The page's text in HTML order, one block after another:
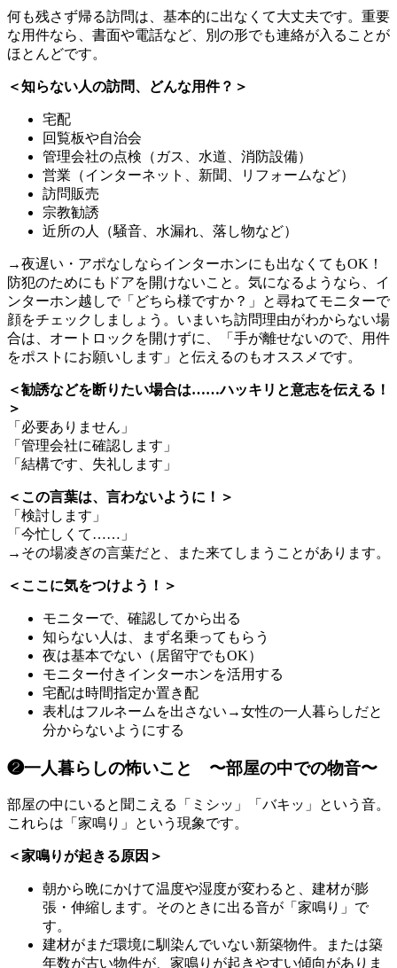
何も残さず帰る訪問は、基本的に出なくて大丈夫です。重要
な用件なら、書面や電話など、別の形でも連絡が入ることが
ほとんどです。
＜知らない人の訪問、どんな用件？＞
宅配
回覧板や自治会
管理会社の点検（ガス、水道、消防設備）
営業（インターネット、新聞、リフォームなど）
訪問販売
宗教勧誘
近所の人（騒音、水漏れ、落し物など）
→夜遅い・アポなしならインターホンにも出なくてもOK！
防犯のためにもドアを開けないこと。気になるようなら、イ
ンターホン越しで「どちら様ですか？」と尋ねてモニターで
顔をチェックしましょう。いまいち訪問理由がわからない場
合は、オートロックを開けずに、「手が離せないので、用件
をポストにお願いします」と伝えるのもオススメです。
＜勧誘などを断りたい場合は……ハッキリと意志を伝える！
＞
「必要ありません」
「管理会社に確認します」
「結構です、失礼します」
＜この言葉は、言わないように！＞
「検討します」
「今忙しくて……」
→その場凌ぎの言葉だと、また来てしまうことがあります。
＜ここに気をつけよう！＞
モニターで、確認してから出る
知らない人は、まず名乗ってもらう
夜は基本でない（居留守でもOK）
モニター付きインターホンを活用する
宅配は時間指定か置き配
表札はフルネームを出さない→女性の一人暮らしだと
分からないようにする
❷一人暮らしの怖いこと 〜部屋の中での物音〜
部屋の中にいると聞こえる「ミシッ」「バキッ」という音。
これらは「家鳴り」という現象です。
＜家鳴りが起きる原因＞
朝から晩にかけて温度や湿度が変わると、建材が膨
張・伸縮します。そのときに出る音が「家鳴り」で
す。
建材がまだ環境に馴染んでいない新築物件。または築
年数が古い物件が、家鳴りが起きやすい傾向がありま